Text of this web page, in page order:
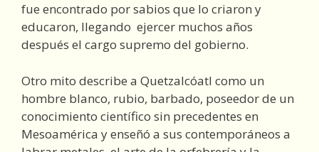
fue encontrado por sabios que lo criaron y
educaron, llegando ejercer muchos años
después el cargo supremo del gobierno.
Otro mito describe a Quetzalcóatl como un
hombre blanco, rubio, barbado, poseedor de un
conocimiento científico sin precedentes en
Mesoamérica y enseñó a sus contemporáneos a